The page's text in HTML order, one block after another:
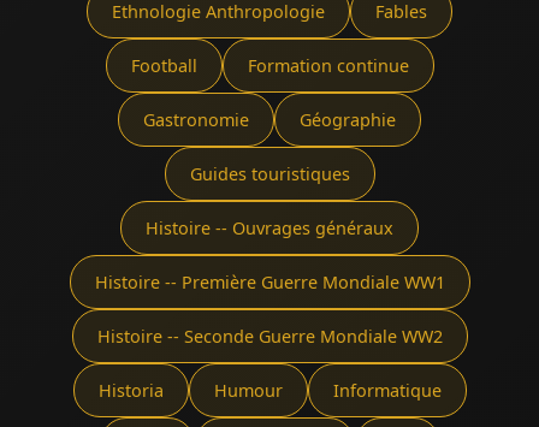
Ethnologie Anthropologie Fables
Football Formation continue
Gastronomie Géographie
Guides touristiques
Histoire -- Ouvrages généraux
Histoire -- Première Guerre Mondiale WW1
Histoire -- Seconde Guerre Mondiale WW2
Historia Humour Informatique